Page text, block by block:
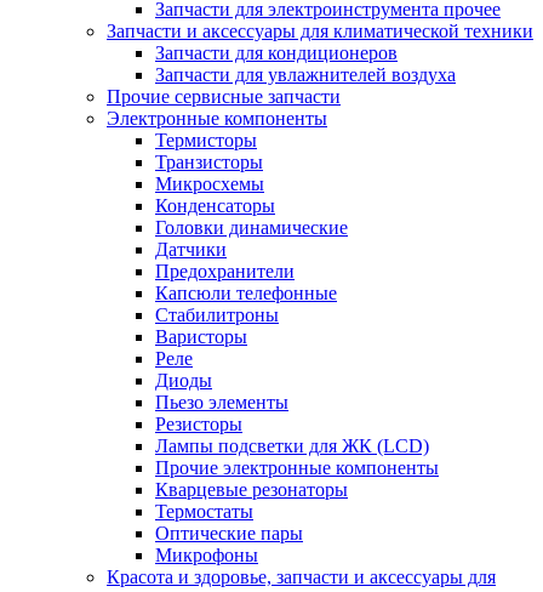
Запчасти для электроинструмента прочее
Запчасти и аксессуары для климатической техники
Запчасти для кондиционеров
Запчасти для увлажнителей воздуха
Прочие сервисные запчасти
Электронные компоненты
Термисторы
Транзисторы
Микросхемы
Конденсаторы
Головки динамические
Датчики
Предохранители
Капсюли телефонные
Стабилитроны
Варисторы
Реле
Диоды
Пьезо элементы
Резисторы
Лампы подсветки для ЖК (LCD)
Прочие электронные компоненты
Кварцевые резонаторы
Термостаты
Оптические пары
Микрофоны
Красота и здоровье, запчасти и аксессуары для